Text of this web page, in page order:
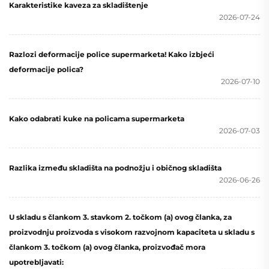
Karakteristike kaveza za skladištenje
2026-07-24
Razlozi deformacije police supermarketa! Kako izbjeći
deformacije polica?
2026-07-10
Kako odabrati kuke na policama supermarketa
2026-07-03
Razlika između skladišta na podnožju i običnog skladišta
2026-06-26
U skladu s člankom 3. stavkom 2. točkom (a) ovog članka, za
proizvodnju proizvoda s visokom razvojnom kapaciteta u skladu s
člankom 3. točkom (a) ovog članka, proizvođač mora
upotrebljavati: